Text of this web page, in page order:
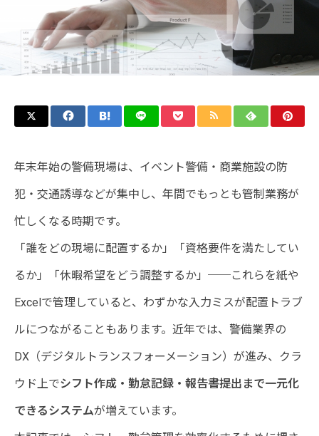
年末年始の警備現場は、イベント警備・商業施設の防
犯・交通誘導などが集中し、年間でもっとも管制業務が
忙しくなる時期です。
「誰をどの現場に配置するか」「資格要件を満たしてい
るか」「休暇希望をどう調整するか」──これらを紙や
Excelで管理していると、わずかな入力ミスが配置トラブ
ルにつながることもあります。近年では、警備業界の
DX（デジタルトランスフォーメーション）が進み、クラ
ウド上でシフト作成・勤怠記録・報告書提出まで一元化
できるシステムが増えています。